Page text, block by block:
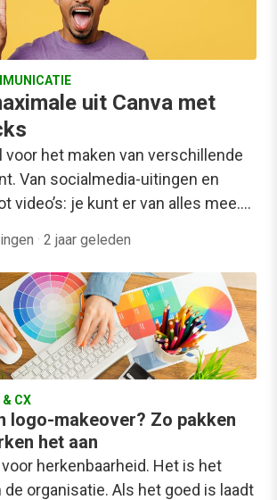
uit Canva met
voor het maken van verschillende
Van socialmedia-uitingen en
video’s: je kunt er van alles mee.…
· 2 jaar geleden
& CX
logo-makeover? Zo pakken
het aan
herkenbaarheid. Het is het
de organisatie. Als het goed is laadt